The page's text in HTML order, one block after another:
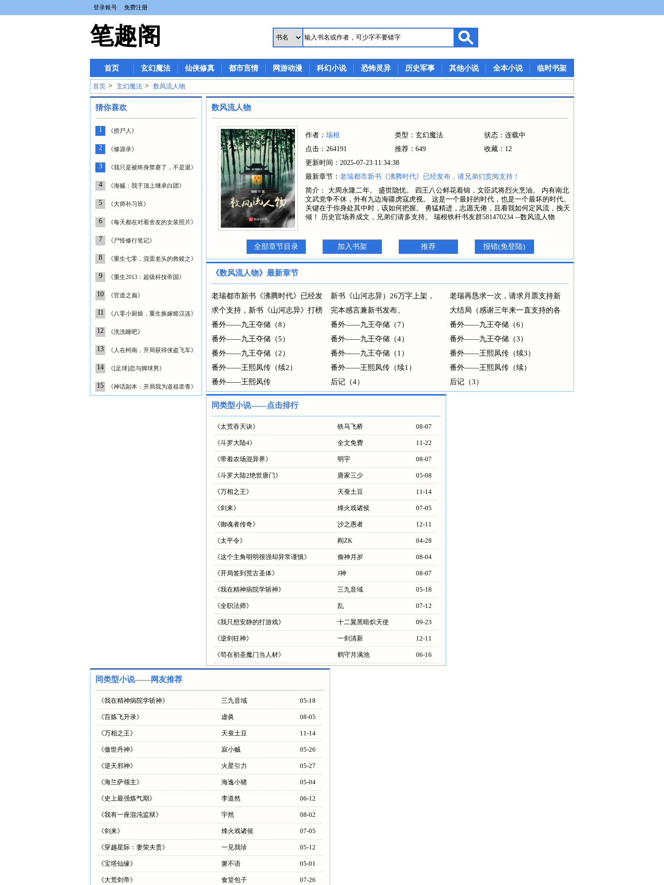
登录账号 免费注册
笔趣阁
首页 玄幻魔法 仙侠修真 都市言情 网游动漫 科幻小说 恐怖灵异 历史军事 其他小说 全本小说 临时书架
首页 > 玄幻魔法 > 数风流人物
猜你喜欢
1 《捞尸人》
2 《修源录》
3 《我只是被终身禁赛了，不是退》
4 《海贼：我于顶上继承白团》
5 《大师补习班》
6 《每天都在对着舍友的女装照片》
7 《尸怪修行笔记》
8 《重生七零，混蛋老头的救赎之》
9 《重生2013：超级科技帝国》
10 《官道之巅》
11 《八零小厨娘，重生换嫁糙汉连》
12 《洗洗睡吧》
13 《人在柯南，开局获得侠盗飞车》
14 《[足球]恋与脚球男》
15 《神话副本：开局我为道祖牵青》
数风流人物
作者： 瑞根 类型：玄幻魔法
状态：连载中
点击：264191
推荐：649
收藏：12
更新时间：2025-07-23 11:34:38
最新章节： 老瑞都市新书《沸腾时代》已经发布，请兄弟们赏阅支持！
简介： 大周永隆二年。 盛世隐忧。 四王八公鲜花着锦，文臣武将烈火烹油。 内有南北
文武党争不休，外有九边海疆虏寇虎视。 这是一个最好的时代，也是一个最坏的时代。
关键在于你身处其中时，该如何把握。 勇猛精进，志愿无倦，且看我如何定风流，挽天
倾！ 历史官场养成文，兄弟们请多支持。 瑞根铁杆书友群581470234 --数风流人物
全部章节目录 加入书架 推荐 报错(免登陆)
《数风流人物》最新章节
老瑞都市新书《沸腾时代》已经发 新书《山河志异）26万字上架，
老瑞再恳求一次，请求月票支持新
求个支持，新书《山河志异》打榜
完本感言兼新书发布。
大结局（感谢三年来一直支持的各
番外——九王夺储（8）
番外——九王夺储（7）
番外——九王夺储（6）
番外——九王夺储（5）
番外——九王夺储（4）
番外——九王夺储（3）
番外——九王夺储（2）
番外——九王夺储（1）
番外——王熙凤传（续3）
番外——王熙凤传（续2）
番外——王熙凤传（续1）
番外——王熙凤传（续）
番外——王熙凤传
后记（4） 后记（3）
同类型小说——点击排行
《太荒吞天诀》 铁马飞桥 08-07
《斗罗大陆4》 全文免费 11-22
《带着农场混异界》 明宇 08-07
《斗罗大陆2绝世唐门》 唐家三少 05-08
《万相之王》 天蚕土豆 11-14
《剑来》 烽火戏诸侯 07-05
《御魂者传奇》 沙之愚者 12-11
《太平令》 阎ZK 04-28
《这个主角明明很强却异常谨慎》 偷神月岁 08-04
《开局签到荒古圣体》 J神 08-07
《我在精神病院学斩神》 三九音域 05-18
《全职法师》 乱 07-12
《我只想安静的打游戏》 十二翼黑暗炽天使 09-23
《逆剑狂神》 一剑清新 12-11
《苟在初圣魔门当人材》 鹤守月满池 06-16
同类型小说——网友推荐
《我在精神病院学斩神》 三九音域 05-18
《百炼飞升录》 虚眞 08-05
《万相之王》 天蚕土豆 11-14
《傲世丹神》 寂小贼 05-26
《逆天邪神》 火星引力 05-27
《海兰萨领主》 海逸小猪 05-04
《史上最强炼气期》 李道然 06-12
《我有一座混沌监狱》 宇然 08-02
《剑来》 烽火戏诸侯 07-05
《穿越星际：妻荣夫贵》 一见我珍 05-12
《宝塔仙缘》 箫不语 05-01
《大荒剑帝》 食堂包子 07-26